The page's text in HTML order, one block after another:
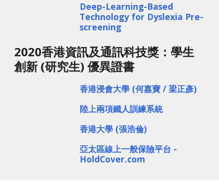
Deep-Learning-Based
Technology for Dyslexia Pre-
screening
2020香港資訊及通訊科技獎：學生
創新 (研究生) 優異證書
香港浸會大學 (何嘉寶 / 梁正彥)
陸上兩項鐵人訓練系統
香港大學 (張浩倫)
亞太區線上一般保險平台 -
HoldCover.com